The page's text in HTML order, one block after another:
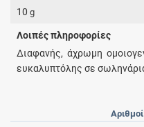
10g
Λοιπές πληροφορίες
Διαφανής, άχρωμη
ευκαλυπτόλης σε